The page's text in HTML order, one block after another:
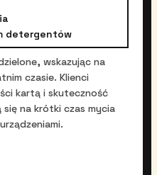
detergentów
wskazując na
czasie. Klienci
kartą i skuteczność
na krótki czas mycia